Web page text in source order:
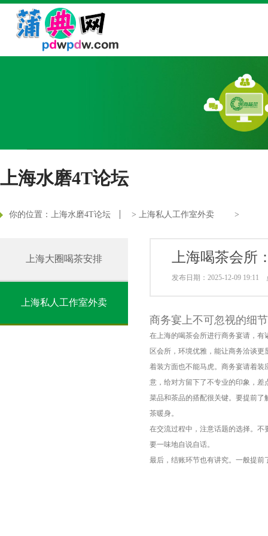
上海水磨4T论坛
你的位置： 上海水磨4T论坛 > 上海私人工作室外卖 >
上海大圈喝茶安排
上海私人工作室外卖
上海喝茶会所
发布日期：2025-12-09 19:11
商务宴上不可忽视的细节
在上海的喝茶会所进行商务宴请，
区会所，环境优雅，能让商务洽谈
着装方面也不能马虎。商务宴请着
意，给对方留下了不专业的印象，差
菜品和茶品的搭配很关键。要提前
茶暖身。
在交流过程中，注意话题的选择。
要一味地自说自话。
最后，结账环节也有讲究。一般提